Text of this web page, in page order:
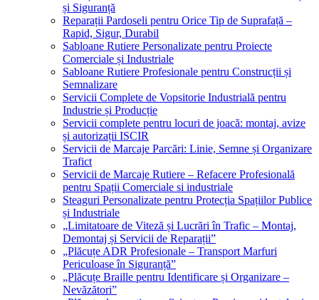
și Siguranță
Reparații Pardoseli pentru Orice Tip de Suprafață –
Rapid, Sigur, Durabil
Sabloane Rutiere Personalizate pentru Proiecte
Comerciale și Industriale
Sabloane Rutiere Profesionale pentru Construcții și
Semnalizare
Servicii Complete de Vopsitorie Industrială pentru
Industrie și Producție
Servicii complete pentru locuri de joacă: montaj, avize
și autorizații ISCIR
Servicii de Marcaje Parcări: Linie, Semne și Organizare
Trafict
Servicii de Marcaje Rutiere – Refacere Profesională
pentru Spații Comerciale si industriale
Steaguri Personalizate pentru Protecția Spațiilor Publice
și Industriale
„Limitatoare de Viteză și Lucrări în Trafic – Montaj,
Demontaj și Servicii de Reparații”
„Plăcuțe ADR Profesionale – Transport Marfuri
Periculoase în Siguranță”
„Plăcuțe Braille pentru Identificare și Organizare –
Nevăzători”